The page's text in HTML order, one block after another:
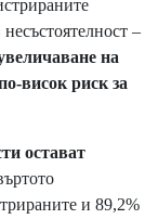
–
на
висок риск за
остават
и 89,2%